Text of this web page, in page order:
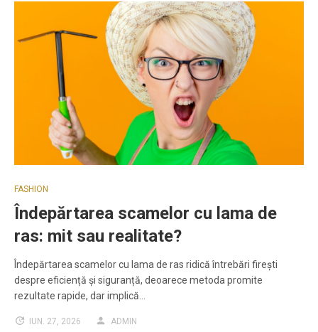
FASHION
Îndepărtarea scamelor cu lama de
ras: mit sau realitate?
Îndepărtarea scamelor cu lama de ras ridică întrebări firești
despre eficiență și siguranță, deoarece metoda promite
rezultate rapide, dar implică…
IUN. 27, 2026 ADMIN